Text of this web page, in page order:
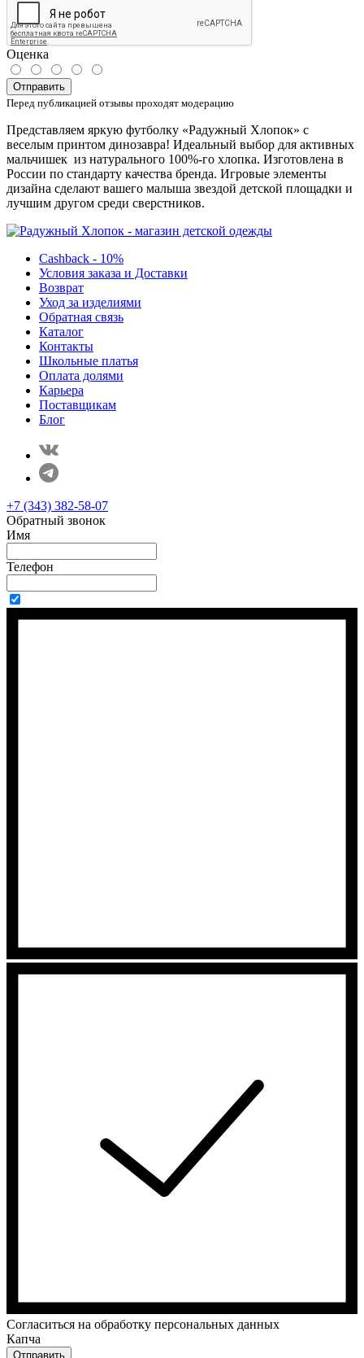
Оценка
Отправить
Перед публикацией отзывы проходят модерацию
Представляем яркую футболку «Радужный Хлопок» с
веселым принтом динозавра! Идеальный выбор для активных
мальчишек из натурального 100%-го хлопка. Изготовлена в
России по стандарту качества бренда. Игровые элементы
дизайна сделают вашего малыша звездой детской площадки и
лучшим другом среди сверстников.
Cashback - 10%
Условия заказа и Доставки
Возврат
Уход за изделиями
Обратная связь
Каталог
Контакты
Школьные платья
Оплата долями
Карьера
Поставщикам
Блог
+7 (343) 382-58-07
Обратный звонок
Имя
Телефон
Cогласиться на обработку персональных данных
Капча
Отправить